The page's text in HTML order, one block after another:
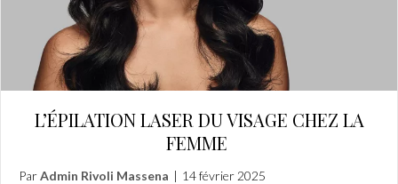
L’ÉPILATION LASER DU VISAGE CHEZ LA
FEMME
ParAdmin Rivoli Massena | 14 février 2025